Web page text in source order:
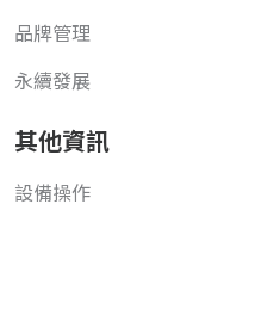
品牌管理
永續發展
其他資訊
設備操作